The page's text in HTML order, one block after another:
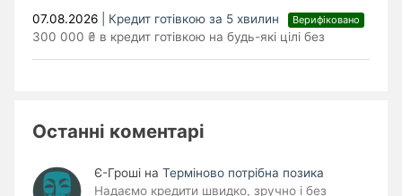
07.08.2026 Кредит готівкою за 5 хвилин Верифіковано
300 000 ₴ в кредит готівкою на будь-які цілі без
Останні коментарі
Є-Гроші на Терміново потрібна позика
Надаємо кредити швидко, зручно і без